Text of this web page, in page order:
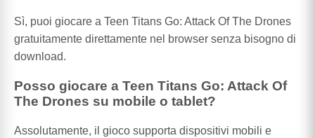
Sì, puoi giocare a Teen Titans Go: Attack Of The Drones
gratuitamente direttamente nel browser senza bisogno di
download.
Posso giocare a Teen Titans Go: Attack Of
The Drones su mobile o tablet?
Assolutamente, il gioco supporta dispositivi mobili e